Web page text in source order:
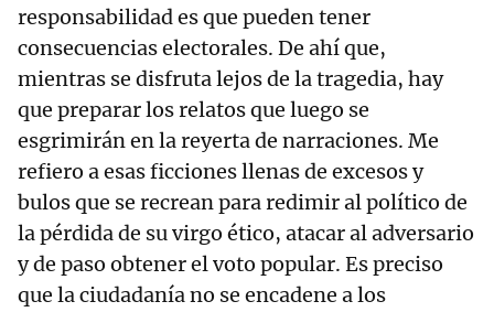
responsabilidad es que pueden tener
consecuencias electorales. De ahí que,
mientras se disfruta lejos de la tragedia, hay
que preparar los relatos que luego se
esgrimirán en la reyerta de narraciones. Me
refiero a esas ficciones llenas de excesos y
bulos que se recrean para redimir al político de
la pérdida de su virgo ético, atacar al adversario
y de paso obtener el voto popular. Es preciso
que la ciudadanía no se encadene a los